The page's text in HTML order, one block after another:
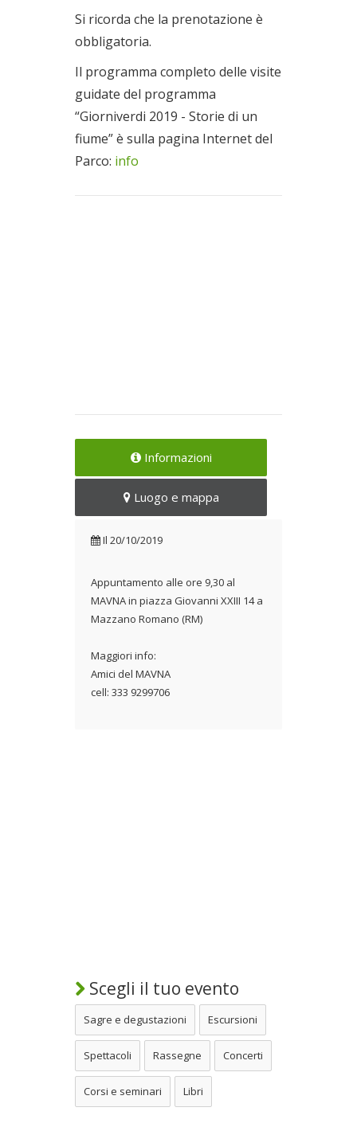
Si ricorda che la prenotazione è
obbligatoria.
Il programma completo delle visite
guidate del programma
“Giorniverdi 2019 - Storie di un
fiume” è sulla pagina Internet del
Parco: info
Informazioni
Luogo e mappa
Il 20/10/2019
Appuntamento alle ore 9,30 al
MAVNA in piazza Giovanni XXIII 14 a
Mazzano Romano (RM)
Maggiori info:
Amici del MAVNA
cell: 333 9299706
Scegli il tuo evento
Sagre e degustazioni Escursioni
Spettacoli Rassegne Concerti
Corsi e seminari Libri